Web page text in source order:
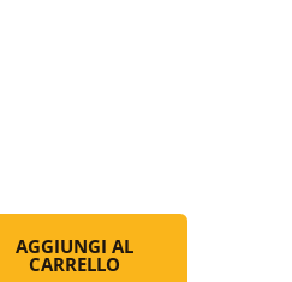
AGGIUNGI AL
CARRELLO